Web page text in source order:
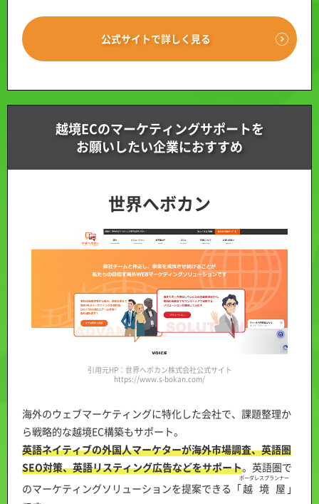
公式サイトで詳しく見る
越境ECのマーケティングサポートを
お願いしたい企業におすすめ
世界へボカン
引用元HP：世界へボカン株式会社公式サイト
https://www.s-bokan.com/
海外のウェブマーケティングに特化した会社で、課題整理か
ら戦略的な越境EC構築もサポート。
英語ネイティブの外国人マーケターが海外市場調査、英語圏
SEO対策、英語リスティング広告などをサポート。英語圏で
のマーケティングソリューションを提案できる「越境屋
ボーダレスプランナー
」